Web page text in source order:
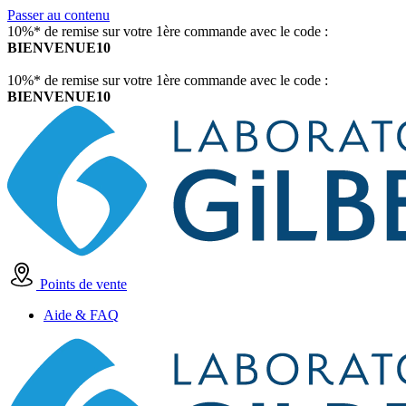
Passer au contenu
10%* de remise sur votre 1ère commande avec le code :
BIENVENUE10
10%* de remise sur votre 1ère commande avec le code :
BIENVENUE10
Points de vente
Aide & FAQ